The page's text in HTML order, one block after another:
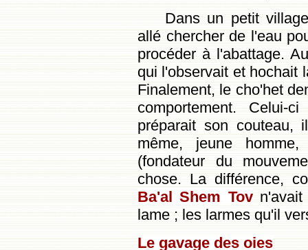
Dans un petit
allé chercher de l'eau
procéder à l'abattage.
qui l'observait et hochait
Finalement, le cho'het
comportement. Celui-
préparait son couteau,
même, jeune
(fondateur du
chose. La différence,
Ba'al Shem Tovn'avait
lame ; les larmes qu'il
Le gavage des oies